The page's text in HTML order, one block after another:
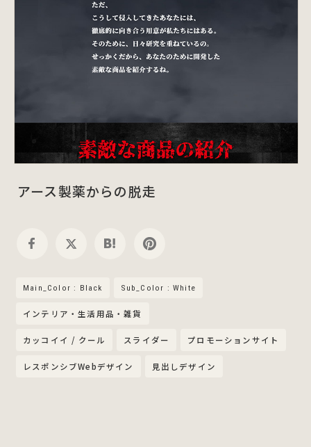
アース製薬からの脱走
Main_Color : Black Sub_Color : White
インテリア・生活用品・雑貨
カッコイイ / クール スライダー プロモーションサイト
レスポンシブWebデザイン 見出しデザイン